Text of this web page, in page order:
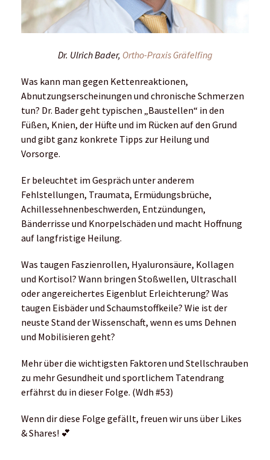
Dr. Ulrich Bader, Ortho-Praxis Gräfelfing
Was kann man gegen Kettenreaktionen,
Abnutzungserscheinungen und chronische Schmerzen
tun? Dr. Bader geht typischen „Baustellen“ in den
Füßen, Knien, der Hüfte und im Rücken auf den Grund
und gibt ganz konkrete Tipps zur Heilung und
Vorsorge.
Er beleuchtet im Gespräch unter anderem
Fehlstellungen, Traumata, Ermüdungsbrüche,
Achillessehnenbeschwerden, Entzündungen,
Bänderrisse und Knorpelschäden und macht Hoffnung
auf langfristige Heilung.
Was taugen Faszienrollen, Hyaluronsäure, Kollagen
und Kortisol? Wann bringen Stoßwellen, Ultraschall
oder angereichertes Eigenblut Erleichterung? Was
taugen Eisbäder und Schaumstoffkeile? Wie ist der
neuste Stand der Wissenschaft, wenn es ums Dehnen
und Mobilisieren geht?
Mehr über die wichtigsten Faktoren und Stellschrauben
zu mehr Gesundheit und sportlichem Tatendrang
erfährst du in dieser Folge. (Wdh #53)
Wenn dir diese Folge gefällt, freuen wir uns über Likes
& Shares! 💕